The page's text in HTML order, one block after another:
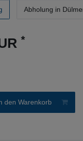
Abholung in
*
den Warenkorb